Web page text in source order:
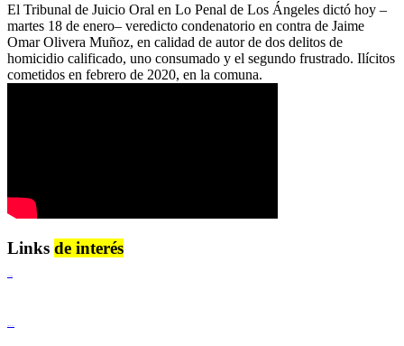
El Tribunal de Juicio Oral en Lo Penal de Los Ángeles dictó hoy –
martes 18 de enero– veredicto condenatorio en contra de Jaime
Omar Olivera Muñoz, en calidad de autor de dos delitos de
homicidio calificado, uno consumado y el segundo frustrado. Ilícitos
cometidos en febrero de 2020, en la comuna.
Links de interés